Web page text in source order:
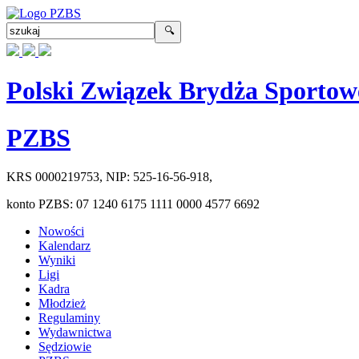
Polski Związek Brydża
PZBS
KRS 0000219753, NIP: 525-16-56-918,
konto PZBS: 07 1240 6175 1111 0000 4577 6692
Nowości
Kalendarz
Wyniki
Ligi
Kadra
Młodzież
Regulaminy
Wydawnictwa
Sędziowie